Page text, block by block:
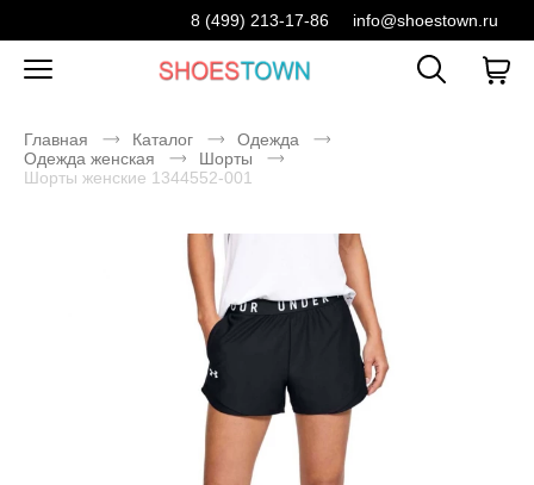
8 (499) 213-17-86 info@shoestown.ru
Главная Каталог
Одежда
Одежда женская
Шорты
Шорты женские 1344552-001